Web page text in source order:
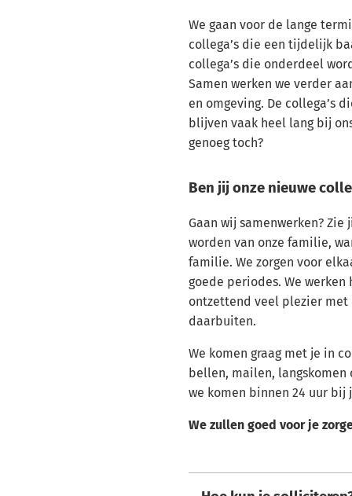
We gaan voor de lange
collega’s die een tijdelijk
collega’s die onderdeel
Samen werken we verder
en omgeving. De collega’s
blijven vaak heel lang bij
genoeg toch?
Ben jij onze nieuwe
Gaan wij samenwerken?
worden van onze familie,
familie. We zorgen voor
goede periodes. We
ontzettend veel plezier met
daarbuiten.
We komen graag met je in
bellen, mailen,
we komen binnen 24 uur bij
We zullen goed voor je